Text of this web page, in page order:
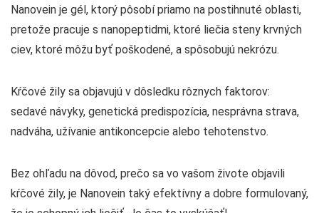
Nanovein je gél, ktorý pôsobí priamo na postihnuté oblasti,
pretože pracuje s nanopeptidmi, ktoré liečia steny krvných
ciev, ktoré môžu byť poškodené, a spôsobujú nekrózu.
Kŕčové žily sa objavujú v dôsledku rôznych faktorov:
sedavé návyky, genetická predispozícia, nesprávna strava,
nadváha, užívanie antikoncepcie alebo tehotenstvo.
Bez ohľadu na dôvod, prečo sa vo vašom živote objavili
kŕčové žily, je Nanovein taký efektívny a dobre formulovaný,